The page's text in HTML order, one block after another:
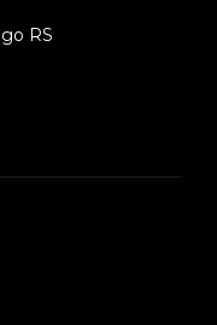
RS